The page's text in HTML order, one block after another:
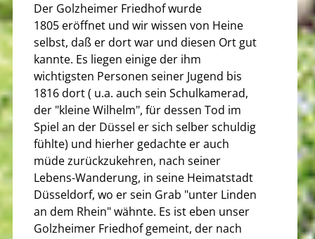
Der Golzheimer Friedhof wurde
1805 eröffnet und wir wissen von Heine
selbst, daß er dort war und diesen Ort gut
kannte. Es liegen einige der ihm
wichtigsten Personen seiner Jugend bis
1816 dort ( u.a. auch sein Schulkamerad,
der "kleine Wilhelm", für dessen Tod im
Spiel an der Düssel er sich selber schuldig
fühlte) und hierher gedachte er auch
müde zurückzukehren, nach seiner
Lebens-Wanderung, in seine Heimatstadt
Düsseldorf, wo er sein Grab "unter Linden
an dem Rhein" wähnte. Es ist eben unser
Golzheimer Friedhof gemeint, der nach